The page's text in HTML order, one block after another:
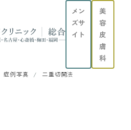
メン
ズサ
イト
美
容
皮
膚
科
症例写真 二重切開法